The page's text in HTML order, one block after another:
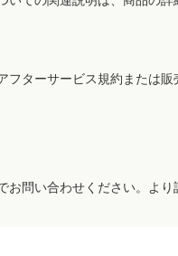
ターサービス規約または販
問い合わせください。よ